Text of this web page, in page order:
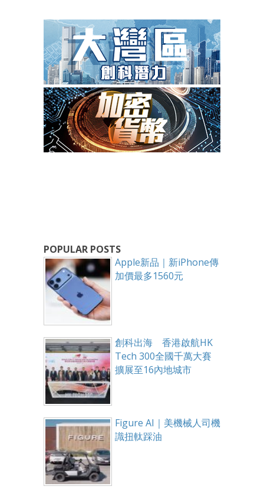
POPULAR POSTS
Apple新品｜新iPhone傳
加價最多1560元
創科出海 香港啟航HK
Tech 300全國千萬大賽
擴展至16內地城市
Figure AI｜美機械人司機
識扭軚踩油